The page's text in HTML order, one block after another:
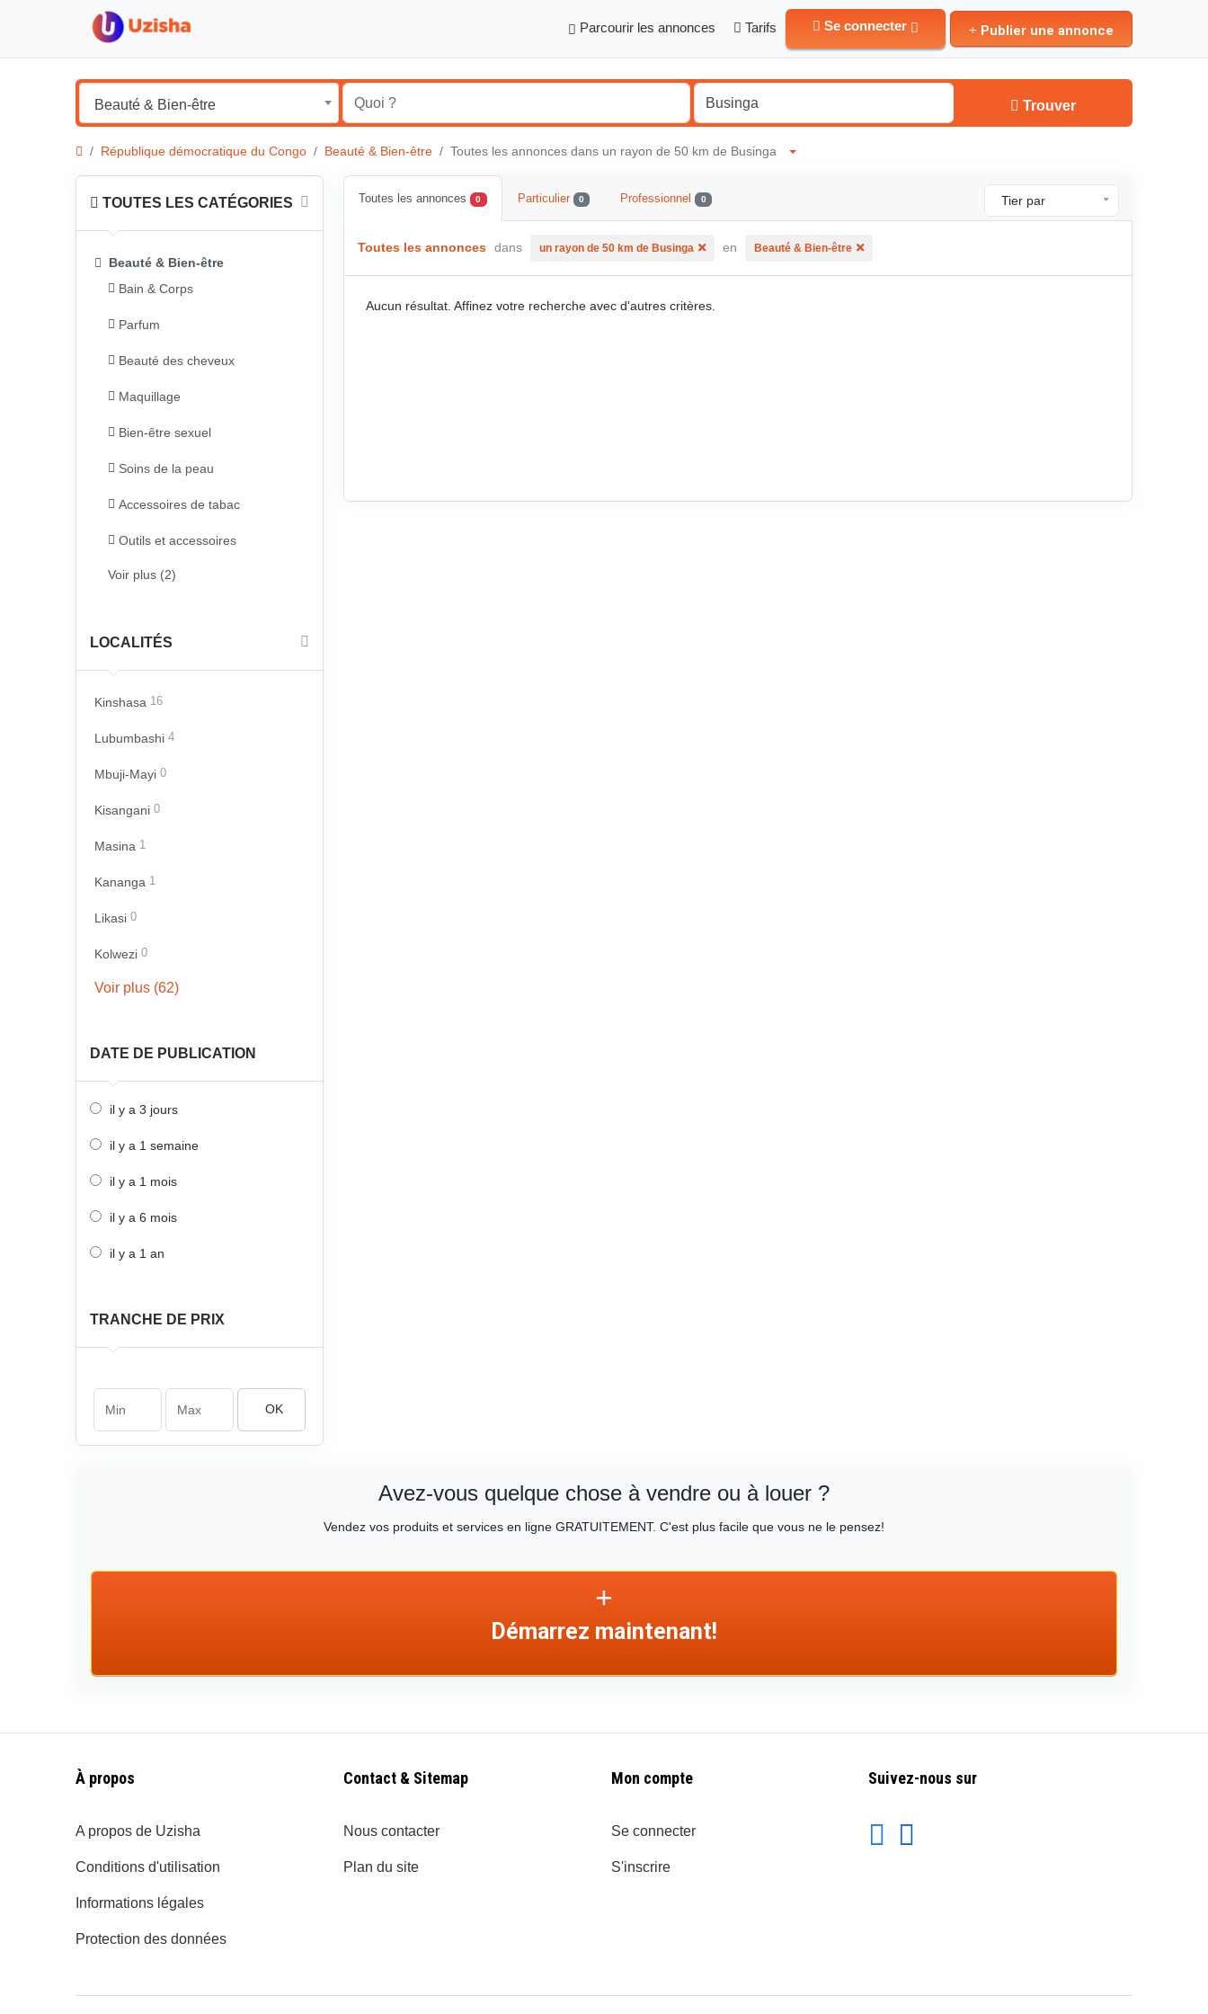
Parcourir les annonces Tarifs Se connecter Publier une annonce
Beauté & Bien-être Trouver
République démocratique du Congo Beauté & Bien-être Toutes les annonces dans un rayon de 50 km de Businga
TOUTES LES CATÉGORIES
Beauté & Bien-être
Bain & Corps
Parfum
Beauté des cheveux
Maquillage
Bien-être sexuel
Soins de la peau
Accessoires de tabac
Outils et accessoires
Voir plus (2)
LOCALITÉS
Kinshasa 16
Lubumbashi 4
Mbuji-Mayi 0
Kisangani 0
Masina 1
Kananga 1
Likasi 0
Kolwezi 0
Voir plus (62)
DATE DE PUBLICATION
il y a 3 jours
il y a 1 semaine
il y a 1 mois
il y a 6 mois
il y a 1 an
TRANCHE DE PRIX
OK
Toutes les annonces 0 Particulier 0 Professionnel 0 Tier par
Toutes les annonces dans un rayon de 50 km de Businga en Beauté & Bien-être
Aucun résultat. Affinez votre recherche avec d'autres critères.
Avez-vous quelque chose à vendre ou à louer ?
Vendez vos produits et services en ligne GRATUITEMENT. C'est plus facile que vous ne le pensez!
Démarrez maintenant!
À propos
A propos de Uzisha
Conditions d'utilisation
Informations légales
Protection des données
Contact & Sitemap
Nous contacter
Plan du site
Mon compte
Se connecter
S'inscrire
Suivez-nous sur